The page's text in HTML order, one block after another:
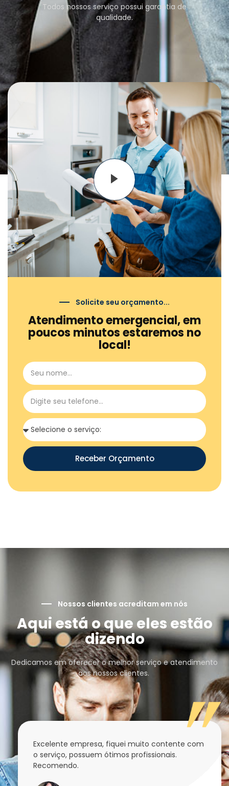
Todos nossos serviço possui garantia de
qualidade.
Solicite seu orçamento...
Atendimento emergencial, em
poucos minutos estaremos no
local!
Receber Orçamento
Nossos clientes acreditam em nós
Aqui está o que eles estão
dizendo
Dedicamos em oferecer o melhor serviço e atendimento
aos nossos clientes.
Excelente empresa, fiquei muito contente com
o serviço, possuem ótimos profissionais.
Recomendo.